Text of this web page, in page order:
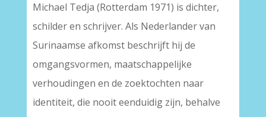
Michael Tedja (Rotterdam 1971) is dichter,
schilder en schrijver. Als Nederlander van
Surinaamse afkomst beschrijft hij de
omgangsvormen, maatschappelijke
verhoudingen en de zoektochten naar
identiteit, die nooit eenduidig zijn, behalve